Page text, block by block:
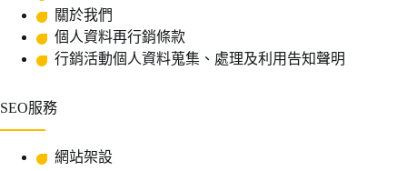
關於我們
個人資料再行銷條款
行銷活動個人資料蒐集、處理及利用告知聲明
SEO服務
網站架設